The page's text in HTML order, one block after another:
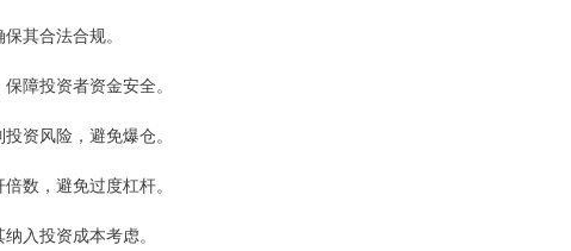
其合法合规。
障投资者资金安全。
资风险，避免爆仓。
数，避免过度杠杆。
入投资成本考虑。